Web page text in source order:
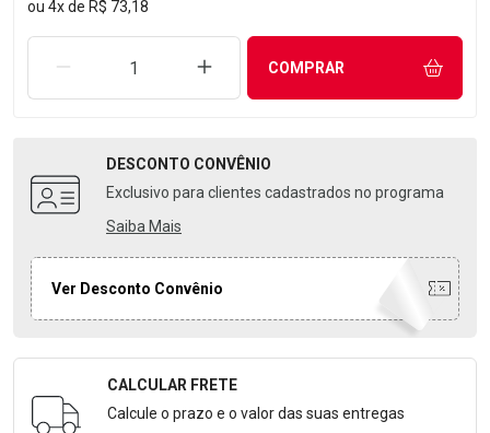
ou 4xde R$ 73,18
REMOVER UMA UNIDADEAUMENTAR UMA UNIDADE
COMPRAR
DESCONTO CONVÊNIO
Exclusivo para clientes cadastrados no programa
Saiba Mais
Ver Desconto Convênio
Formulário para Calcular o Frete
CALCULAR FRETE
Calcule o prazo e o valor das suas entregas